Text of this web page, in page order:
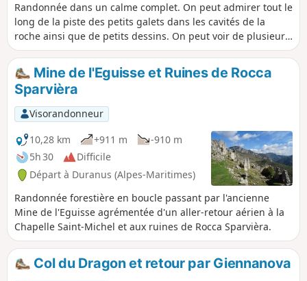
Randonnée dans un calme complet. On peut admirer tout le
long de la piste des petits galets dans les cavités de la
roche ainsi que de petits dessins. On peut voir de plusieurs
endroits la Madone d'Utelle et de magnifiques points de
vue sur la vallée de la Vésubie.
Mine de l'Eguisse et Ruines de Rocca
Sparvièra
Visorandonneur
10,28 km
+911 m
-910 m
5h 30
Difficile
Départ à Duranus (Alpes-Maritimes)
Randonnée forestière en boucle passant par l'ancienne
Mine de l'Eguisse agrémentée d'un aller-retour aérien à la
Chapelle Saint-Michel et aux ruines de Rocca Sparvièra.
Col du Dragon et retour par Giennanova